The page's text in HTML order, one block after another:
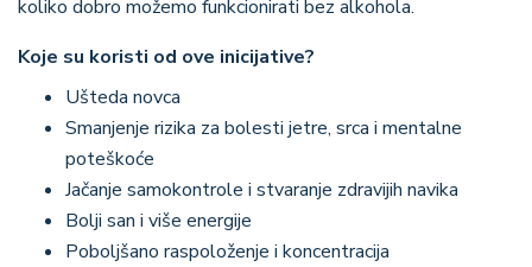
koliko dobro možemo funkcionirati bez alkohola.
Koje su koristi od ove inicijative?
Ušteda novca
Smanjenje rizika za bolesti jetre, srca i mentalne
poteškoće
Jačanje samokontrole i stvaranje zdravijih navika
Bolji san i više energije
Poboljšano raspoloženje i koncentracija